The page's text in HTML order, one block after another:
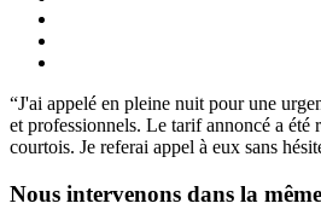
“J'ai appelé en pleine nuit pour une
et professionnels. Le tarif annoncé a été
courtois. Je referai appel à eux sans
Nous intervenons dans la